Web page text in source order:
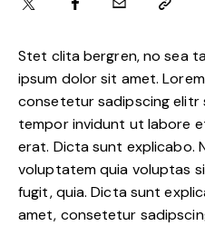
Stet clita bergren, no sea
ipsum dolor sit amet.
consetetur sadipscing elitr
tempor invidunt ut labore
erat. Dicta sunt explicabo.
voluptatem quia voluptas
fugit, quia. Dicta sunt
amet, consetetur